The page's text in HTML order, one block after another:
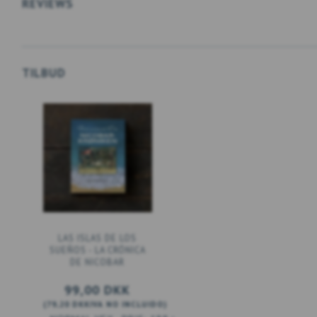
REVIEWS
TILBUD
LAS ISLAS DE LOS
SUEÑOS - LA CRÓNICA
DE NICOBAR
99,00 DKK
( 79,20 DKKIVA NO INCLUIDO)